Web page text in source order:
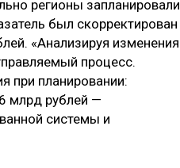
регионы запланировали
был скорректирован
«Анализируя изменения
процесс.
при планировании:
млрд рублей —
системы и